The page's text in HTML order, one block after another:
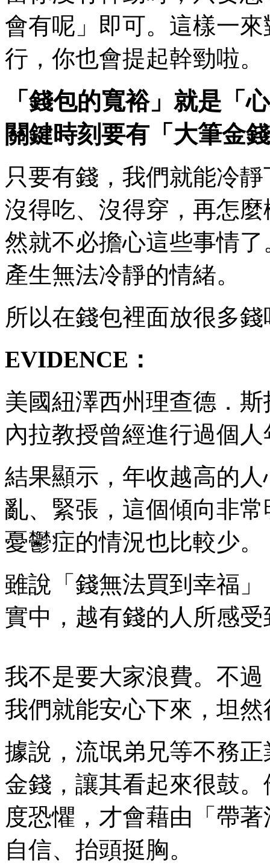
會有呢」即可。這樣一
行，你也會提起幹勁啦。
「錢包的寬裕」就是「
關鍵時刻要有「大筆金
只要有錢，我們就能冷
沒得吃、沒得穿，再怎
然就不必擔心這些事情
產生無法冷靜的情緒。
所以在錢包裡面放很多錢
EVIDENCE：
美國紐澤西州理查德．
內拉教授曾經進行過個
結果顯示，年收越高的
亂、緊張，這個傾向非
憂鬱症的情況也比較少。
雖說「錢無法買到幸福
實中，越有錢的人所感
我不是要大家浪費。不
我們就能安心下來，坦然
據說，流氓弟兄等不務
金錢，讓其看起來很鼓
度恐懼，才會藉由「帶
自信、抬頭挺胸。